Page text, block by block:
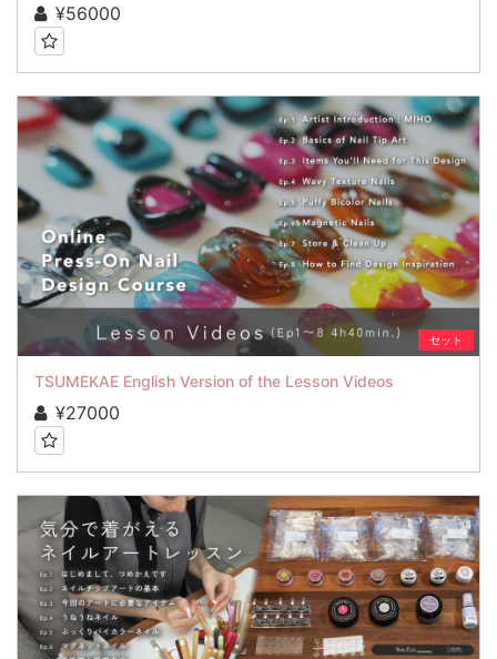
¥56000
セット
TSUMEKAE English Version of the Lesson Videos
¥27000